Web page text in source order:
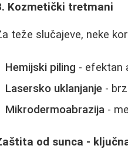
Kozmetički tretmani
teže slučajeve, neke
Hemijski piling - efektan
Lasersko uklanjanje -
Mikrodermoabrazija -
od sunca -